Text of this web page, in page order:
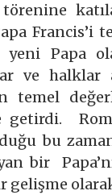
yeni Papa
ve halklar
temel
getirdi.
bu
bir
gelişme